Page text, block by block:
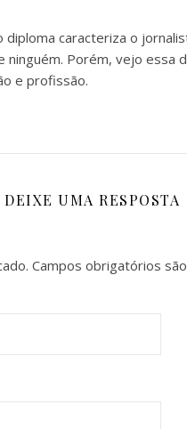
diploma caracteriza o
ninguém. Porém, vejo essa
e profissão.
DEIXE UMA RESPOSTA
Campos obrigatórios